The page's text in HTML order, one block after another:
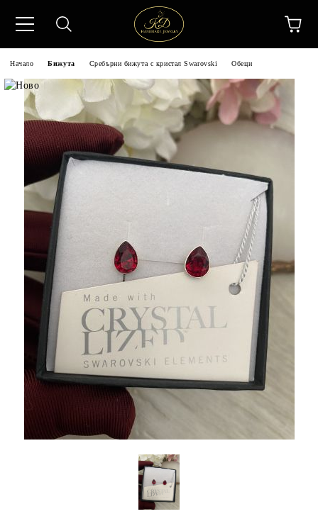
Начало Бижута Сребърни бижута с кристал Swarovski Обеци